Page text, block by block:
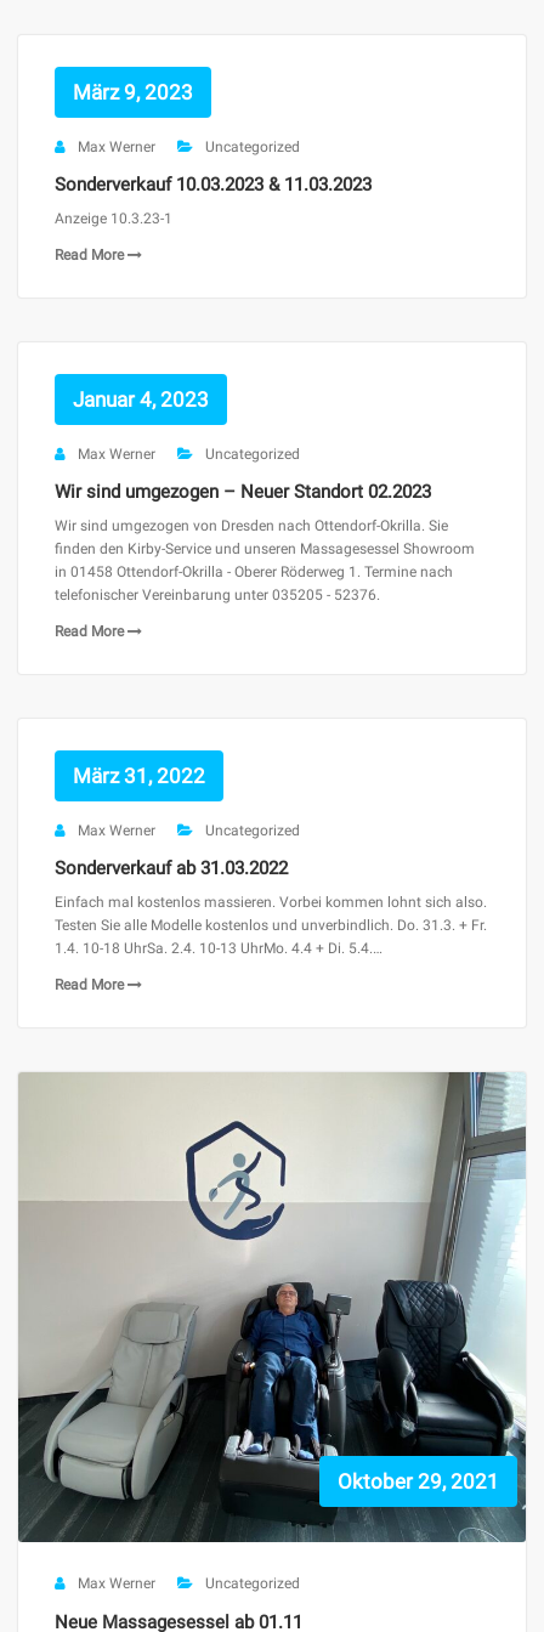
März 9, 2023
Max Werner Uncategorized
Sonderverkauf 10.03.2023 & 11.03.2023
Anzeige 10.3.23-1
Read More
Januar 4, 2023
Max Werner Uncategorized
Wir sind umgezogen – Neuer Standort 02.2023
Wir sind umgezogen von Dresden nach Ottendorf-Okrilla. Sie
finden den Kirby-Service und unseren Massagesessel Showroom
in 01458 Ottendorf-Okrilla - Oberer Röderweg 1. Termine nach
telefonischer Vereinbarung unter 035205 - 52376.
Read More
März 31, 2022
Max Werner Uncategorized
Sonderverkauf ab 31.03.2022
Einfach mal kostenlos massieren. Vorbei kommen lohnt sich also.
Testen Sie alle Modelle kostenlos und unverbindlich. Do. 31.3. + Fr.
1.4. 10-18 UhrSa. 2.4. 10-13 UhrMo. 4.4 + Di. 5.4.…
Read More
Oktober 29, 2021
Max Werner Uncategorized
Neue Massagesessel ab 01.11